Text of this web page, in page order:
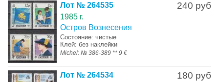
240 руб
Лот № 264535
1985 г.
Остров Вознесения
Состояние: чистые
Клей: без наклейки
Michel: № 386-389 ** 9 €
180 руб
Лот № 264534